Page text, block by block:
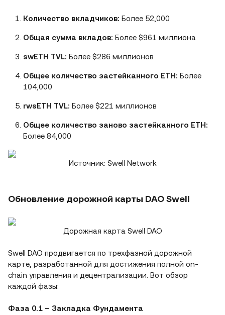
Количество вкладчиков: Более 52,000
Общая сумма вкладов: Более $961 миллиона
swETH TVL: Более $286 миллионов
Общее количество застейканного ETH: Более
104,000
rwsETH TVL: Более $221 миллионов
Общее количество заново застейканного ETH:
Более 84,000
Источник: Swell Network
Обновление дорожной карты DAO Swell
Дорожная карта Swell DAO
Swell DAO продвигается по трехфазной дорожной
карте, разработанной для достижения полной on-
chain управления и децентрализации. Вот обзор
каждой фазы:
Фаза 0.1 – Закладка Фундамента